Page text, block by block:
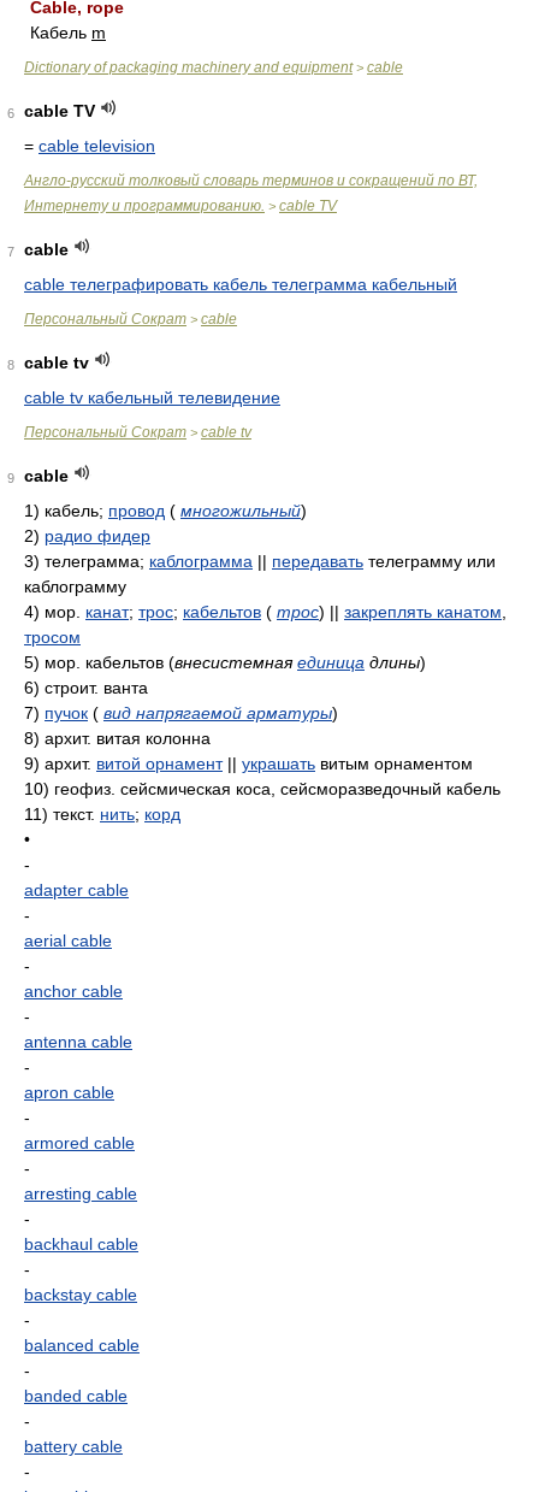
Cable, rope
Кабель m
Dictionary of packaging machinery and equipment> cable
6
cable TV
= cable television
Англо-русский толковый словарь терминов и сокращений по ВТ,
Интернету и программированию. > cable TV
7
cable
cable телеграфировать кабель телеграмма кабельный
Персональный Сократ > cable
8
cable tv
cable tv кабельный телевидение
Персональный Сократ > cable tv
9
cable
1) кабель; провод ( многожильный)
2) радио фидер
3) телеграмма; каблограмма || передавать телеграмму или
каблограмму
4) мор. канат; трос; кабельтов ( трос) || закреплять канатом
тросом
5) мор. кабельтов (внесистемнаяединица длины)
6) строит. ванта
7) пучок ( вид напрягаемой арматуры)
8) архит. витая колонна
9) архит. витой орнамент|| украшать витым орнаментом
10) геофиз. сейсмическая коса, сейсморазведочный кабель
11) текст. нить; корд
•
-
adapter cable
-
aerial cable
-
anchor cable
-
antenna cable
-
apron cable
-
armored cable
-
arresting cable
-
backhaul cable
-
backstay cable
-
balanced cable
-
banded cable
-
battery cable
-